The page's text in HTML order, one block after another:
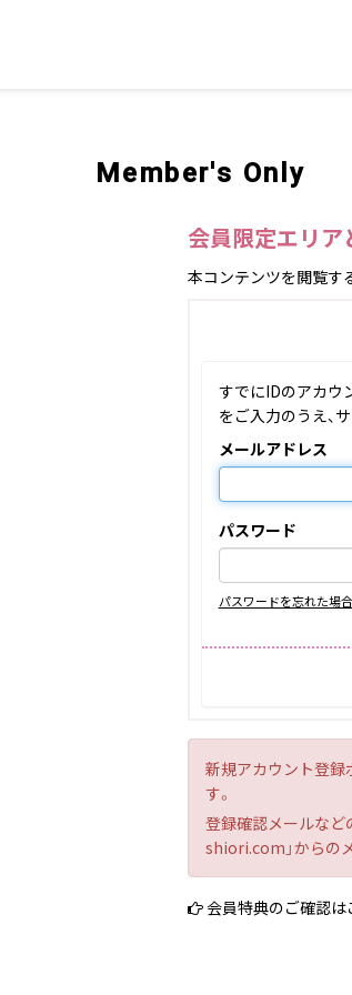
Member's Only
会員限定エリア
本コンテンツを閲覧す
すでにIDのアカウ
をご入力のうえ、
メールアドレス
パスワード
パスワードを忘れた場合
新規アカウント登録
す。
登録確認メールなど
shiori.com」からの
会員特典のご確認は